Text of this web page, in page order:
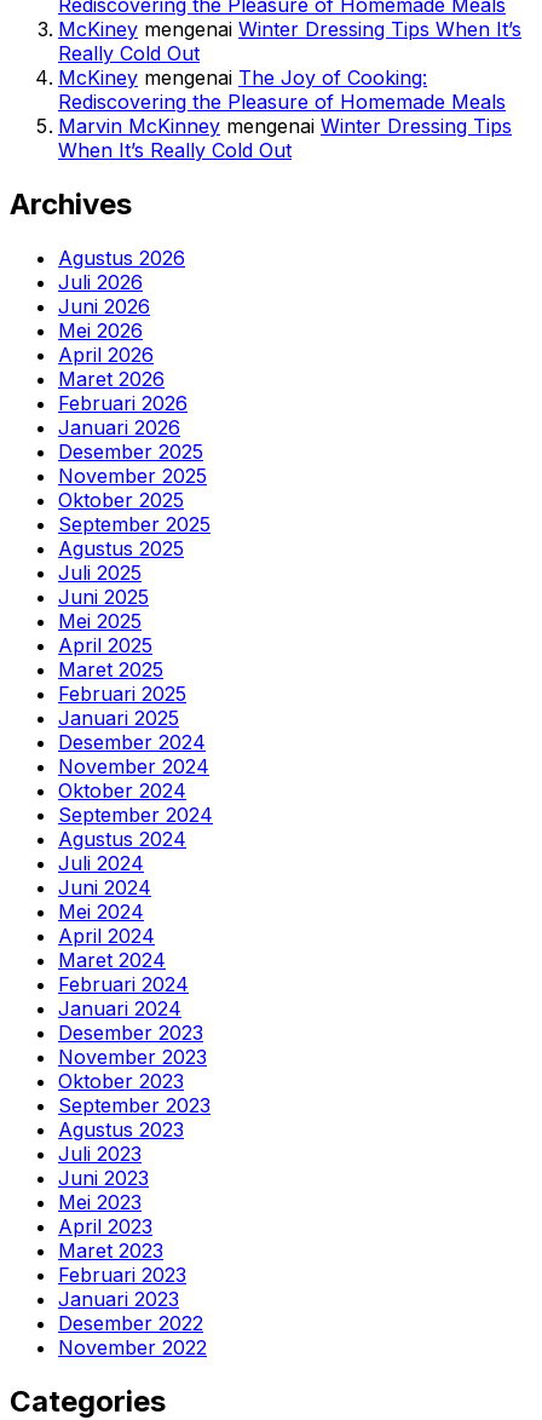
Rediscovering the Pleasure of Homemade Meals
McKiney mengenai Winter Dressing Tips When It’s
Really Cold Out
McKiney mengenai The Joy of Cooking:
Rediscovering the Pleasure of Homemade Meals
Marvin McKinney mengenai Winter Dressing Tips
When It’s Really Cold Out
Archives
Agustus 2026
Juli 2026
Juni 2026
Mei 2026
April 2026
Maret 2026
Februari 2026
Januari 2026
Desember 2025
November 2025
Oktober 2025
September 2025
Agustus 2025
Juli 2025
Juni 2025
Mei 2025
April 2025
Maret 2025
Februari 2025
Januari 2025
Desember 2024
November 2024
Oktober 2024
September 2024
Agustus 2024
Juli 2024
Juni 2024
Mei 2024
April 2024
Maret 2024
Februari 2024
Januari 2024
Desember 2023
November 2023
Oktober 2023
September 2023
Agustus 2023
Juli 2023
Juni 2023
Mei 2023
April 2023
Maret 2023
Februari 2023
Januari 2023
Desember 2022
November 2022
Categories